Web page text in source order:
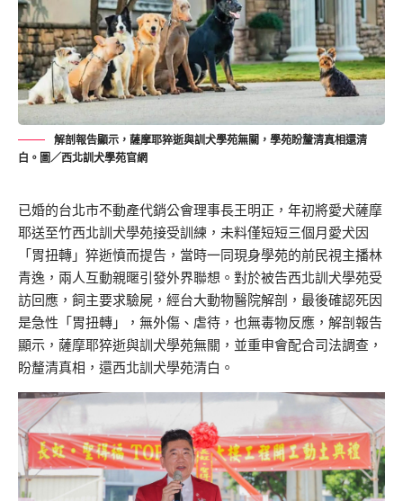
解剖報告顯示，薩摩耶猝逝與訓犬學苑無關，學苑盼釐清真相還清
白。圖／西北訓犬學苑官網
已婚的台北市不動產代銷公會理事長王明正，年初將愛犬薩摩
耶送至竹西北訓犬學苑接受訓練，未料僅短短三個月愛犬因
「胃扭轉」猝逝憤而提告，當時一同現身學苑的前民視主播林
青逸，兩人互動親暱引發外界聯想。對於被告西北訓犬學苑受
訪回應，飼主要求驗屍，經台大動物醫院解剖，最後確認死因
是急性「胃扭轉」，無外傷、虐待，也無毒物反應，解剖報告
顯示，薩摩耶猝逝與訓犬學苑無關，並重申會配合司法調查，
盼釐清真相，還西北訓犬學苑清白。